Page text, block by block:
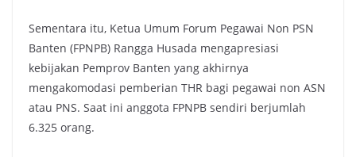
Sementara itu, Ketua Umum Forum Pegawai Non PSN
Banten (FPNPB) Rangga Husada mengapresiasi
kebijakan Pemprov Banten yang akhirnya
mengakomodasi pemberian THR bagi pegawai non ASN
atau PNS. Saat ini anggota FPNPB sendiri berjumlah
6.325 orang.